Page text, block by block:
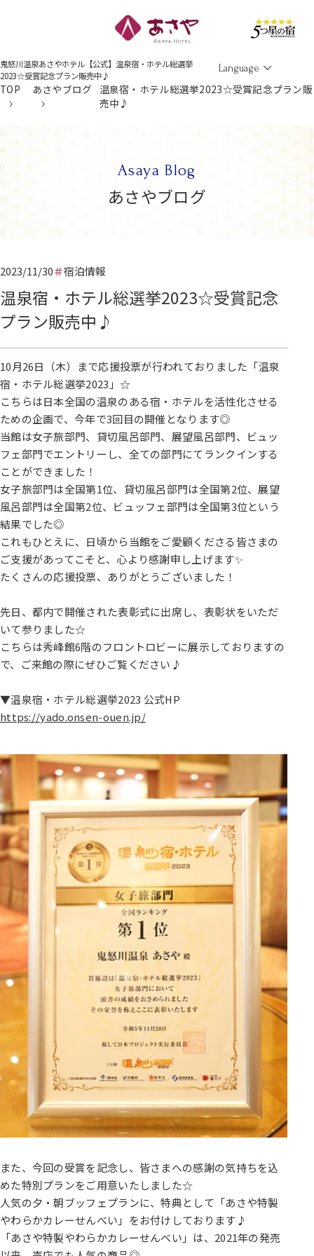
鬼怒川温泉あさやホテル【公式】温泉宿・ホテル総選挙
2023☆受賞記念プラン販売中♪
Language
TOP あさやブログ
温泉宿・ホテル総選挙2023☆受賞記念プラン販
売中♪
Asaya Blog
あさやブログ
2023/11/30 宿泊情報
温泉宿・ホテル総選挙2023☆受賞記念
プラン販売中♪
10月26日（木）まで応援投票が行われておりました「温泉
宿・ホテル総選挙2023」☆
こちらは日本全国の温泉のある宿・ホテルを活性化させる
ための企画で、今年で3回目の開催となります◎
当館は女子旅部門、貸切風呂部門、展望風呂部門、ビュッ
フェ部門でエントリーし、全ての部門にてランクインする
ことができました！
女子旅部門は全国第1位、貸切風呂部門は全国第2位、展望
風呂部門は全国第2位、ビュッフェ部門は全国第3位という
結果でした◎
これもひとえに、日頃から当館をご愛顧くださる皆さまの
ご支援があってこそと、心より感謝申し上げます✨
たくさんの応援投票、ありがとうございました！
先日、都内で開催された表彰式に出席し、表彰状をいただ
いて参りました☆
こちらは秀峰館6階のフロントロビーに展示しておりますの
で、ご来館の際にぜひご覧ください♪
▼温泉宿・ホテル総選挙2023 公式HP
https://yado.onsen-ouen.jp/
また、今回の受賞を記念し、皆さまへの感謝の気持ちを込
めた特別プランをご用意いたしました☆
人気の夕・朝ブッフェプランに、特典として「あさや特製
やわらかカレーせんべい」をお付けしております♪
「あさや特製やわらかカレーせんべい」は、2021年の発売